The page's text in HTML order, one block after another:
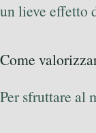
un lieve effetto
Come
Per sfruttare al